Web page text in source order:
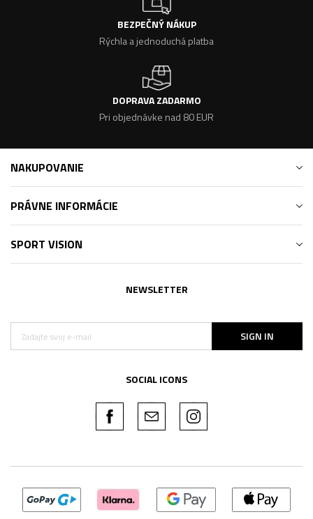
BEZPEČNÝ NÁKUP
Rýchla a jednoduchá platba
DOPRAVA ZADARMO
Pri objednávke nad 80 EUR
NAKUPOVANIE
PRÁVNE INFORMÁCIE
SPORT VISION
NEWSLETTER
SIGN IN
SOCIAL ICONS